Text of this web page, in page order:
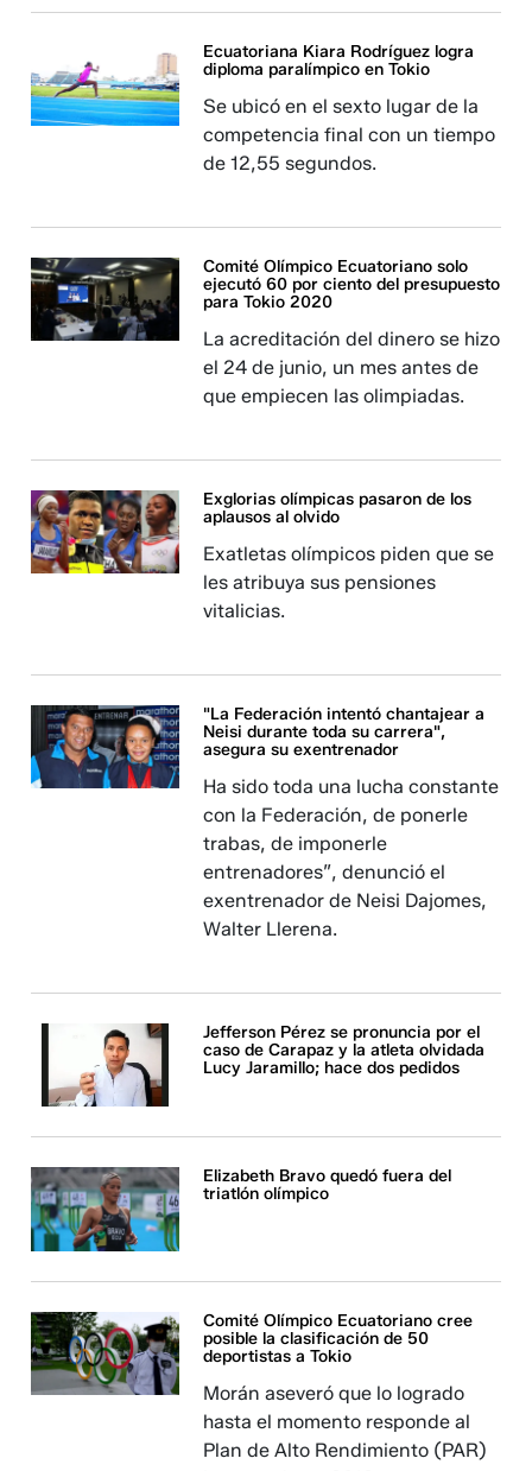
Ecuatoriana Kiara Rodríguez logra
diploma paralímpico en Tokio
Se ubicó en el sexto lugar de la
competencia final con un tiempo
de 12,55 segundos.
Comité Olímpico Ecuatoriano solo
ejecutó 60 por ciento del presupuesto
para Tokio 2020
La acreditación del dinero se hizo
el 24 de junio, un mes antes de
que empiecen las olimpiadas.
Exglorias olímpicas pasaron de los
aplausos al olvido
Exatletas olímpicos piden que se
les atribuya sus pensiones
vitalicias.
"La Federación intentó chantajear a
Neisi durante toda su carrera",
asegura su exentrenador
Ha sido toda una lucha constante
con la Federación, de ponerle
trabas, de imponerle
entrenadores”, denunció el
exentrenador de Neisi Dajomes,
Walter Llerena.
Jefferson Pérez se pronuncia por el
caso de Carapaz y la atleta olvidada
Lucy Jaramillo; hace dos pedidos
Elizabeth Bravo quedó fuera del
triatlón olímpico
Comité Olímpico Ecuatoriano cree
posible la clasificación de 50
deportistas a Tokio
Morán aseveró que lo logrado
hasta el momento responde al
Plan de Alto Rendimiento (PAR)